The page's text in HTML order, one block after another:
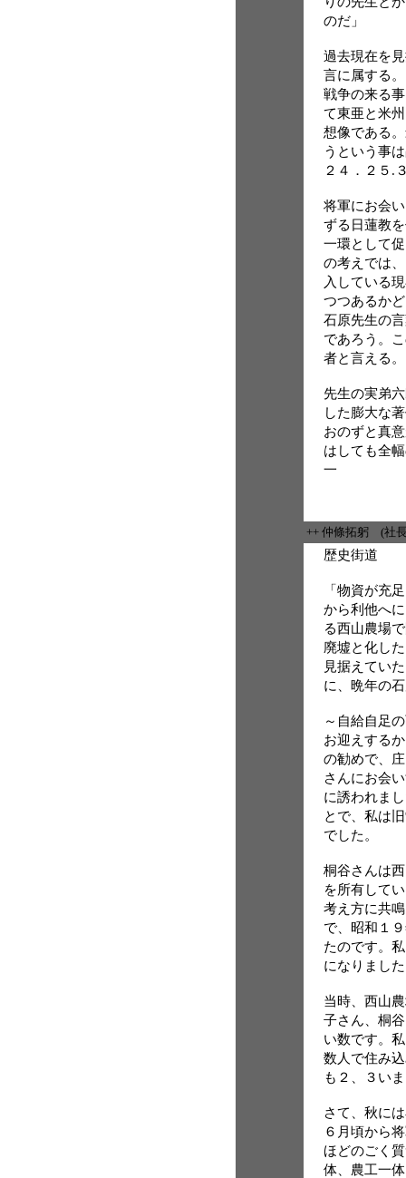
のだ」
過去現在を
言に属する
戦争の来る
て東亜と米
想像である
うという事
２４．２５.
将軍にお会
ずる日蓮教
一環として
の考えでは
入している
つつあるか
石原先生の
であろう。
者と言える。
先生の実弟
した膨大な
おのずと真
はしても全
一
++ 仲條拓躬 (社
歴史街道
「物資が充
から利他へ
る西山農場
廃墟と化し
見据えてい
に、晩年の
～自給自足
お迎えする
の勧めで、
さんにお会
に誘われま
とで、私は
でした。
桐谷さんは
を所有して
考え方に共
で、昭和１
たのです。
になりまし
当時、西山
子さん、桐
い数です。
数人で住み
も２、３い
さて、秋に
６月頃から
ほどのごく
体、農工一